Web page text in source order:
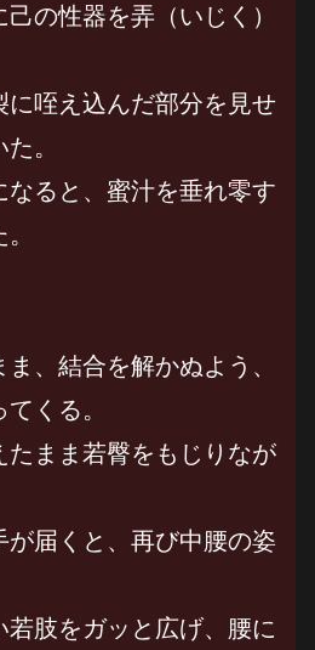
の性器を弄（いじく）
咥え込んだ部分を見せ
。
ると、蜜汁を垂れ零す
、結合を解かぬよう、
くる。
まま若臀をもじりなが
届くと、再び中腰の姿
肢をガッと広げ、腰に